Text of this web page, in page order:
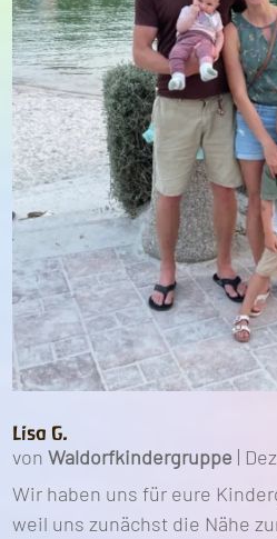
Lisa G.
vonWaldorfkindergruppe |
Wir haben uns für eure
weil uns zunächst die Nähe